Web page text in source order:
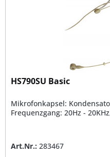
HS790SU Basic
Mikrofonkapsel:
Frequenzgang: 20Hz -
Art.Nr.: 283467